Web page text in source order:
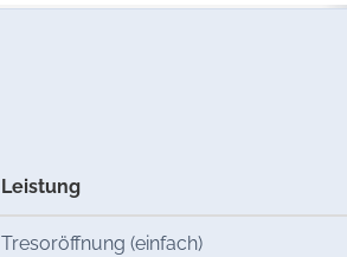
Leistung
Tresoröffnung (einfach)